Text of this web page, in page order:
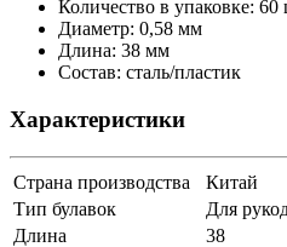
Количество в упаковке: 60
Диаметр: 0,58 мм
Длина: 38 мм
Состав: сталь/пластик
Характеристики
Страна производства
Китай
Тип булавок
Для
Длина
38